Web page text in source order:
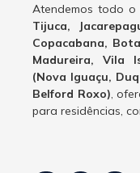
Atendemos todo o
Tijuca,
Copacabana,
Madureira, Vila
(Nova Iguaçu,
Belford Roxo),
para residências,